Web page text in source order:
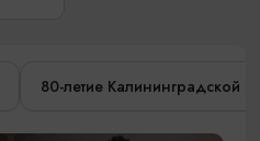
80-летие Калининградской